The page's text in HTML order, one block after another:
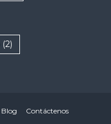
(2)
Blog Contáctenos